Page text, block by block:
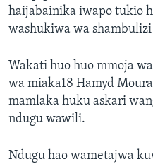
haijabainika iwapo tukio
washukiwa wa
Wakati huo huo mmoja
wa miaka18 Hamyd
mamlaka huku askari
ndugu wawili.
Ndugu hao wametajwa